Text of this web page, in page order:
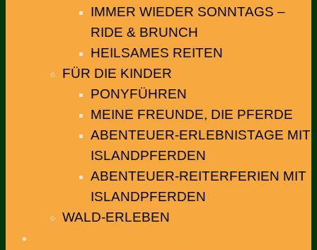
IMMER WIEDER SONNTAGS –
RIDE & BRUNCH
HEILSAMES REITEN
FÜR DIE KINDER
PONYFÜHREN
MEINE FREUNDE, DIE PFERDE
ABENTEUER-ERLEBNISTAGE MIT
ISLANDPFERDEN
ABENTEUER-REITERFERIEN MIT
ISLANDPFERDEN
WALD-ERLEBEN